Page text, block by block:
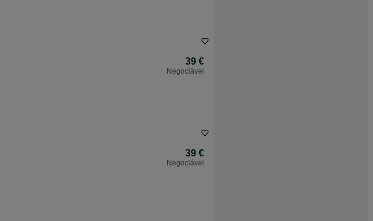
39 €
Negociável
39 €
Negociável